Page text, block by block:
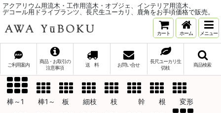
アクアリウム用流木・工作用流木・オブジェ、インテリア用流木、
デコール用ドライプランツ、長尺生ユーカリ、鹿角をお手頃価格で販売。
カート ホーム メニュー
ご利用案内
商品・お取引の
注意事項
送 料 お問い合せ
長尺ユーカリ生
切枝
商品検索
棒～1 棒1～ 板 細枝 枝 幹 根 変形